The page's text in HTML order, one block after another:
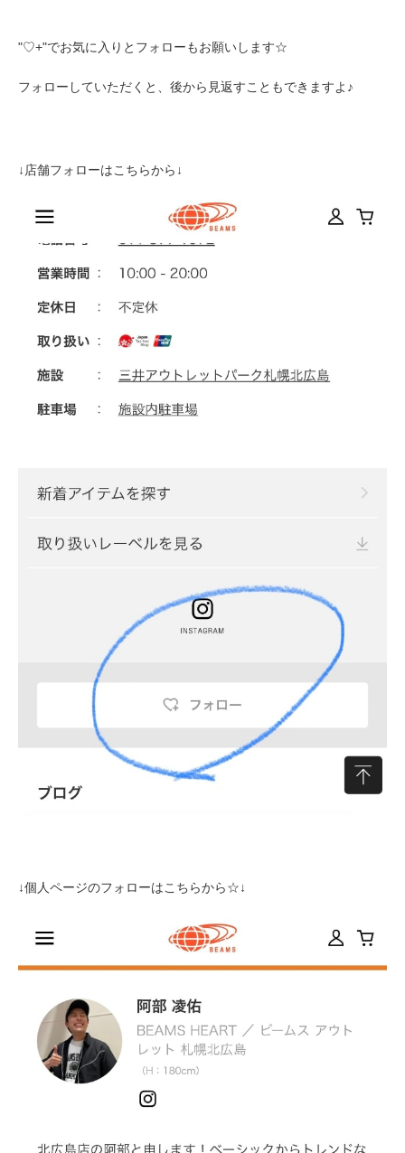
"♡+"でお気に入りとフォローもお願いします☆
フォローしていただくと、後から見返すこともできますよ♪
↓店舗フォローはこちらから↓
↓個人ページのフォローはこちらから☆↓